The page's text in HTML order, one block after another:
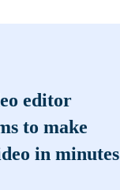
editor
to make
in minutes